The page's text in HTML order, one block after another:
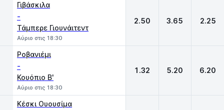
Γιβάσκιλα
-
Τάμπερε Γιουνάιτεντ
Αύριο στις 18:30
2.50 3.65 2.25
Ροβανιέμι
-
Κουόπιο B'
Αύριο στις 18:30
1.32 5.20 6.20
Κέσκι Ουουσίμα